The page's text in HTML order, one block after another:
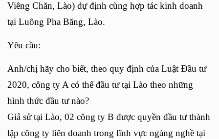
Viêng Chăn, Lào) dự định cùng hợp tác kinh doanh
tại Luông Pha Băng, Lào.
Yêu cầu:
Anh/chị hãy cho biết, theo quy định của Luật Đầu tư
2020, công ty A có thể đầu tư tại Lào theo những
hình thức đầu tư nào?
Giả sử tại Lào, 02 công ty B được quyền đầu tư thành
lập công ty liên doanh trong lĩnh vực ngàng nghề tại